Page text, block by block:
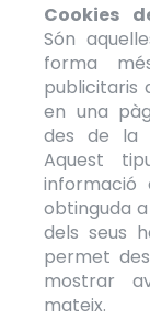
Cookies
Són
forma
publicitaris
en una
des de la
Aquest
informació
obtinguda
dels seus
permet
mostrar
mateix.